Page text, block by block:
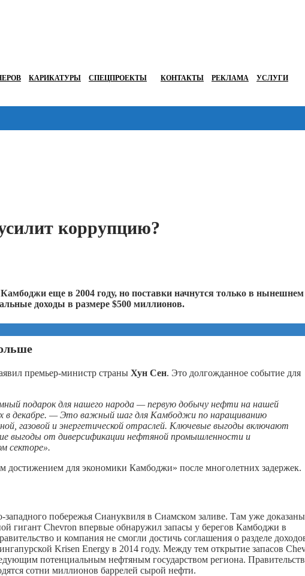
КАРИКАТУРЫ СПЕЦПРОЕКТЫ КОНТАКТЫ РЕКЛАМА УСЛУГИ
коррупцию?
еще в 2004 году, но поставки начнутся только в нынешнем
доходы в размере $500 миллионов.
премьер-министр страны Хун Сен. Это долгожданное событие для
подарок для нашего народа — первую добычу нефти на нашей
в декабре. — Это важный шаг для Камбоджи по наращиванию
газовой и энергетической отраслей. Ключевые выгоды включают
выгоды от диверсификации нефтяной промышленности и
секторе».
для экономики Камбоджи» после многолетних задержек.
побережья Сиануквиля в Сиамском заливе. Там уже доказаны
гигант Chevron впервые обнаружил запасы у берегов Камбоджи в
и компания не смогли достичь соглашения о разделе
Krisen Energy в 2014 году. Между тем открытие запасов
потенциальным нефтяным государством региона.
сотни миллионов баррелей сырой нефти.